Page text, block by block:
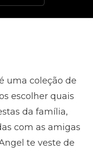
uma coleção de
escolher quais
da família,
com as amigas
te veste de